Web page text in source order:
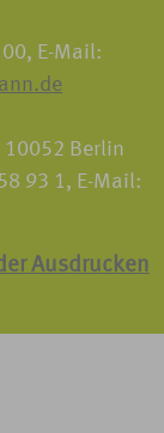
E-Mail:
10052 Berlin
93 1, E-Mail:
Ausdrucken